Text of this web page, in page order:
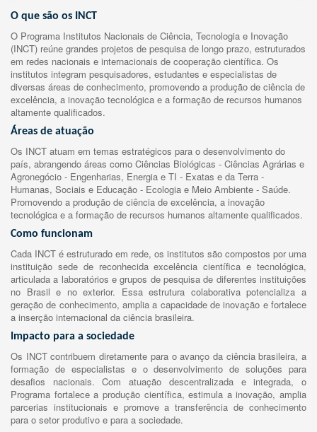
O que são os INCT
O Programa Institutos Nacionais de Ciência, Tecnologia e Inovação
(INCT) reúne grandes projetos de pesquisa de longo prazo, estruturados
em redes nacionais e internacionais de cooperação científica. Os
institutos integram pesquisadores, estudantes e especialistas de
diversas áreas de conhecimento, promovendo a produção de ciência de
excelência, a inovação tecnológica e a formação de recursos humanos
altamente qualificados.
Áreas de atuação
Os INCT atuam em temas estratégicos para o desenvolvimento do
país, abrangendo áreas como Ciências Biológicas - Ciências Agrárias e
Agronegócio - Engenharias, Energia e TI - Exatas e da Terra -
Humanas, Sociais e Educação - Ecologia e Meio Ambiente - Saúde.
Promovendo a produção de ciência de excelência, a inovação
tecnológica e a formação de recursos humanos altamente qualificados.
Como funcionam
Cada INCT é estruturado em rede, os institutos são compostos por uma
instituição sede de reconhecida excelência científica e tecnológica,
articulada a laboratórios e grupos de pesquisa de diferentes instituições
no Brasil e no exterior. Essa estrutura colaborativa potencializa a
geração de conhecimento, amplia a capacidade de inovação e fortalece
a inserção internacional da ciência brasileira.
Impacto para a sociedade
Os INCT contribuem diretamente para o avanço da ciência brasileira, a
formação de especialistas e o desenvolvimento de soluções para
desafios nacionais. Com atuação descentralizada e integrada, o
Programa fortalece a produção científica, estimula a inovação, amplia
parcerias institucionais e promove a transferência de conhecimento
para o setor produtivo e para a sociedade.